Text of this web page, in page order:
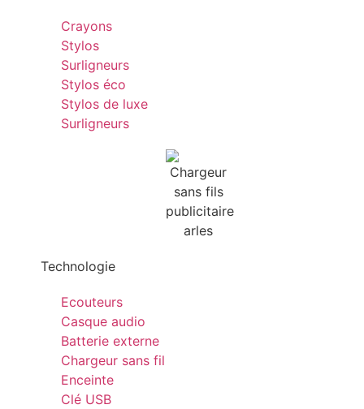
Crayons
Stylos
Surligneurs
Stylos éco
Stylos de luxe
Surligneurs
Technologie
Ecouteurs
Casque audio
Batterie externe
Chargeur sans fil
Enceinte
Clé USB